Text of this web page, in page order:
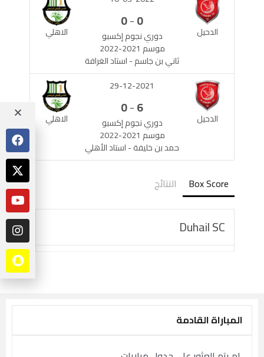
الدحيل الاهلي
0
-
0
دوري نجوم إكسبو
موسم 2021-2022
ثاني بن جاسم - استاد الغرافة
الدحيل الاهلي
29-12-2021
6
-
0
دوري نجوم إكسبو
موسم 2021-2022
حمد بن خليفة - استاد الأهلي
Box Score النتائج
Duhail SC
المباراة القادمة